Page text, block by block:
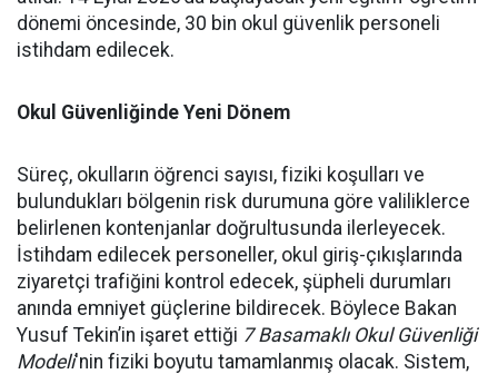
dönemi öncesinde, 30 bin okul güvenlik personeli
istihdam edilecek.
Okul Güvenliğinde Yeni Dönem
Süreç, okulların öğrenci sayısı, fiziki koşulları ve
bulundukları bölgenin risk durumuna göre valiliklerce
belirlenen kontenjanlar doğrultusunda ilerleyecek.
İstihdam edilecek personeller, okul giriş-çıkışlarında
ziyaretçi trafiğini kontrol edecek, şüpheli durumları
anında emniyet güçlerine bildirecek. Böylece Bakan
Yusuf Tekin’in işaret ettiği 7 Basamaklı Okul Güvenliği
Modeli'nin fiziki boyutu tamamlanmış olacak. Sistem,